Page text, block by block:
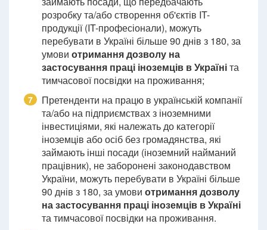
розробку та/або створення об'єктів IT-
продукції (IT-професіонали), можуть
перебувати в Україні більше 90 днів з 180, за
умови отримання дозволу на
застосування праці іноземців в Україніта
тимчасової посвідки на проживання;
7
Претенденти на працю в українській компанії
та/або на підприємствах з іноземними
інвестиціями, які належать до категорії
іноземців або осіб без громадянства, які
займають інші посади (іноземний найманий
працівник), не заборонені законодавством
України, можуть перебувати в Україні більше
90 днів з 180, за умови отримання дозволу
на застосування праці іноземців в Україні
та тимчасової посвідки на проживання.